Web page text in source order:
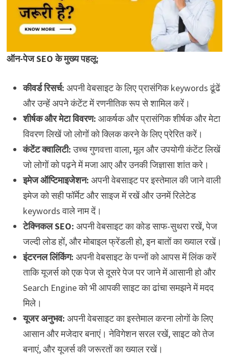
ऑन-पेज SEO के मुख्य पहलू:
कीवर्ड रिसर्च: अपनी वेबसाइट के लिए प्रासंगिक keywords ढूंढें
और उन्हें अपने कंटेंट में रणनीतिक रूप से शामिल करें।
शीर्षक और मेटा विवरण: आकर्षक और प्रासंगिक शीर्षक और मेटा
विवरण लिखें जो लोगों को क्लिक करने के लिए प्रेरित करें।
कंटेंट क्वालिटी:उच्च गुणवत्ता वाला, मूल और उपयोगी कंटेंट लिखें
जो लोगों को पढ़ने में मजा आए और उनकी जिज्ञासा शांत करे।
इमेज ऑप्टिमाइजेशन: अपनी वेबसाइट पर इस्तेमाल की जाने वाली
इमेज को सही फॉर्मेट और साइज में रखें और उनमें रिलेटेड
keywords वाले नाम दें।
टेक्निकल SEO: अपनी वेबसाइट का कोड साफ-सुथरा रखें, पेज
जल्दी लोड हों, और मोबाइल फ्रेंडली हो, इन बातों का ख्याल रखें।
इंटरनल लिंकिंग: अपनी वेबसाइट के पन्नों को आपस में लिंक करें
ताकि यूजर्स को एक पेज से दूसरे पेज पर जाने में आसानी हो और
Search Engine को भी आपकी साइट का ढांचा समझने में मदद
मिले।
यूजर अनुभव: अपनी वेबसाइट का इस्तेमाल करना लोगों के लिए
आसान और मजेदार बनाएं। नेविगेशन सरल रखें, साइट को तेज
बनाएं, और यूजर्स की जरूरतों का ख्याल रखें।